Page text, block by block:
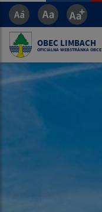
OBEC LIMBACH
OFICIÁLNA WEBSTRÁNKA OBCE